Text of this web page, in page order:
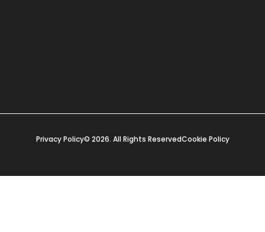
Privacy Policy© 2026. All Rights ReservedCookie Policy